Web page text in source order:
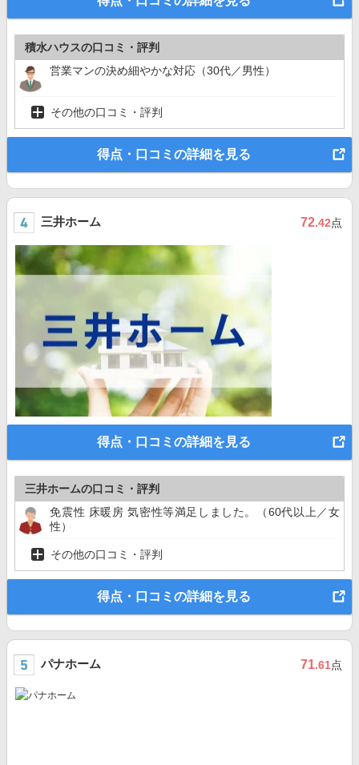
積水ハウスの口コミ・評判
営業マンの決め細やかな対応（30代／男性）
その他の口コミ・評判
得点・口コミの詳細を見る
三井ホーム 72.42点
得点・口コミの詳細を見る
三井ホームの口コミ・評判
免震性 床暖房 気密性等満足しました。（60代以上／女
性）
その他の口コミ・評判
得点・口コミの詳細を見る
パナホーム 71.61点